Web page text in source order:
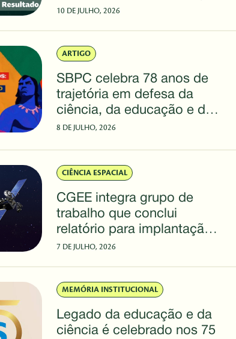
10 DE JULHO, 2026
ARTIGO
SBPC celebra 78 anos de
trajetória em defesa da
ciência, da educação e do
desenvolvimento do Brasil
8 DE JULHO, 2026
CIÊNCIA ESPACIAL
CGEE integra grupo de
trabalho que conclui
relatório para implantação
do Sistema Brasileiro de
7 DE JULHO, 2026
MEMÓRIA INSTITUCIONAL
Legado da educação e da
ciência é celebrado nos 75